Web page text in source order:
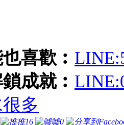
喜歡︰
成就︰
多
推16 噓0